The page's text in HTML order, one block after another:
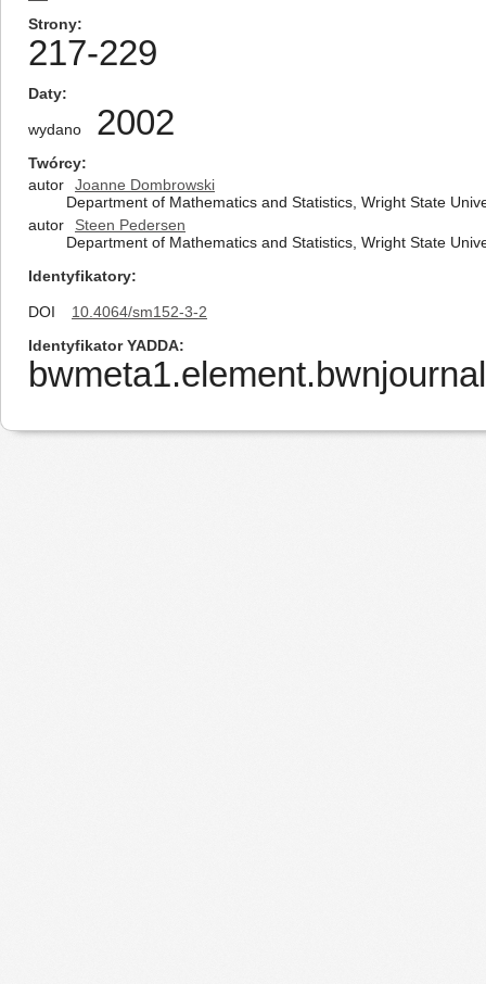
Strony
217-229
Daty
wydano 2002
Twórcy
autor
Joanne Dombrowski
Department of Mathematics and Statistics, Wright State
autor
Steen Pedersen
Department of Mathematics and Statistics, Wright State
Identyfikatory
DOI
10.4064/sm152-3-2
Identyfikator YADDA